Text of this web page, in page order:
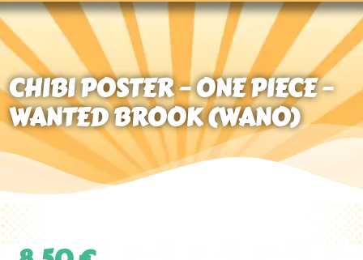
CHIBI POSTER – ONE PIECE –
WANTED BROOK (WANO)